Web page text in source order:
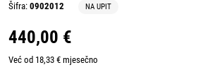
Šifra: 0902012 NA UPIT
440,00 €
Već od 18,33 € mjesečno